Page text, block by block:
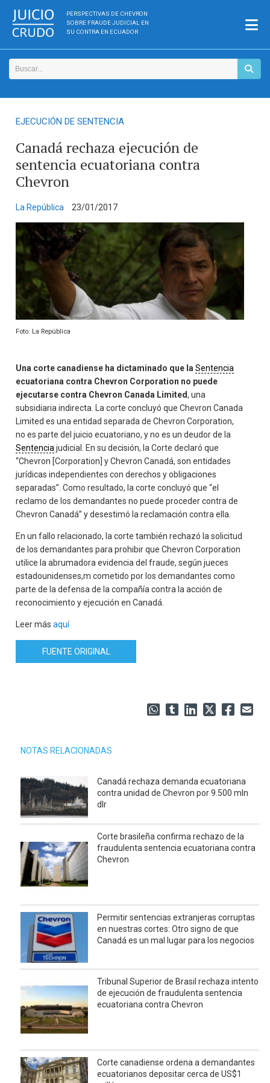
PERSPECTIVAS DE CHEVRON
SOBRE FRAUDE JUDICIAL EN
SU CONTRA EN ECUADOR
EJECUCIÓN DE SENTENCIA
Canadá rechaza ejecución de
sentencia ecuatoriana contra
Chevron
La República 23/01/2017
Foto: La República
Una corte canadiense ha dictaminado que laSentencia
ecuatoriana contra Chevron Corporation no puede
ejecutarse contra Chevron Canada Limited, una
subsidiaria indirecta. La corte concluyó que Chevron Canada
Limited es una entidad separada de Chevron Corporation,
no es parte del juicio ecuatoriano, y no es un deudor de la
Sentencia judicial. En su decisión, la Corte declaró que
“Chevron [Corporation] y Chevron Canadá, son entidades
jurídicas independientes con derechos y obligaciones
separadas”. Como resultado, la corte concluyó que “el
reclamo de los demandantes no puede proceder contra de
Chevron Canadá” y desestimó la reclamación contra ella.
En un fallo relacionado, la corte también rechazó la solicitud
de los demandantes para prohibir que Chevron Corporation
utilice la abrumadora evidencia del fraude, según jueces
estadounidenses,m cometido por los demandantes como
parte de la defensa de la compañía contra la acción de
reconocimiento y ejecución en Canadá.
Leer másaquí
FUENTE ORIGINAL
NOTAS RELACIONADAS
Canadá rechaza demanda ecuatoriana
contra unidad de Chevron por 9.500 mln
dlr
Corte brasileña confirma rechazo de la
fraudulenta sentencia ecuatoriana contra
Chevron
Permitir sentencias extranjeras corruptas
en nuestras cortes: Otro signo de que
Canadá es un mal lugar para los negocios
Tribunal Superior de Brasil rechaza intento
de ejecución de fraudulenta sentencia
ecuatoriana contra Chevron
Corte canadiense ordena a demandantes
ecuatorianos depositar cerca de US$1